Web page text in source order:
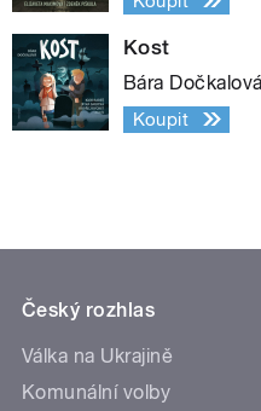
Kost
Bára Dočkalová
Koupit
Český rozhlas
Válka na Ukrajině
Komunální volby